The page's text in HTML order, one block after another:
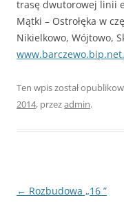
trasę dwutorowej linii
Mątki – Ostrołęka w
Nikielkowo, Wójtowo,
Ten wpis został
2014, przezadmin.
Nawigacja
← Rozbudowa „16 ”